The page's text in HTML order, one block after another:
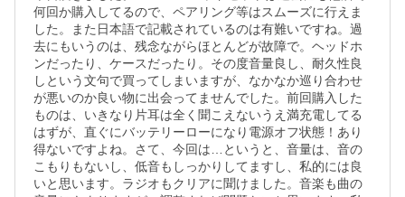
何回か購入してるので、ペアリング等はスムーズに行えま
した。また日本語で記載されているのは有難いですね。過
去にもいうのは、残念ながらほとんどが故障で。ヘッドホ
ンだったり、ケースだったり。その度音量良し、耐久性良
しという文句で買ってしまいますが、なかなか巡り合わせ
が悪いのか良い物に出会ってませんでした。前回購入した
ものは、いきなり片耳は全く聞こえないうえ満充電してる
はずが、直ぐにバッテリーローになり電源オフ状態！あり
得ないですよね。さて、今回は…というと、音量は、音の
こもりもないし、低音もしっかりしてますし、私的には良
いと思います。ラジオもクリアに聞けました。音楽も曲の